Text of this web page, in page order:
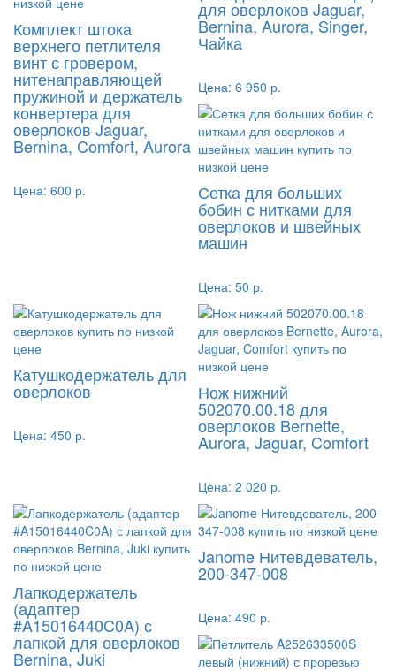
Комплект штока
верхнего петлителя
винт с гровером,
нитенаправляющей
пружиной и держатель
конвертера для
оверлоков Jaguar,
Bernina, Comfort, Aurora
Цена: 600 р.
для оверлоков Jaguar,
Bernina, Aurora, Singer,
Чайка
Цена: 6 950 р.
Сетка для больших
бобин с нитками для
оверлоков и швейных
машин
Цена: 50 р.
Катушкодержатель для
оверлоков
Цена: 450 р.
Нож нижний
502070.00.18 для
оверлоков Bernette,
Aurora, Jaguar, Comfort
Цена: 2 020 р.
Лапкодержатель
(адаптер
#A15016440C0A) с
лапкой для оверлоков
Bernina, Juki
Janome Нитевдеватель,
200-347-008
Цена: 490 р.